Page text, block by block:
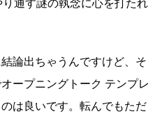
通す謎の執念に心を打たれ
論出ちゃうんですけど、そ
ープニングトーク テンプレ
は良いです。転んでもただ